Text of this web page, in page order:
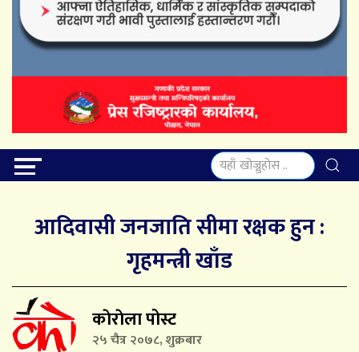
आदिवासी जनजाति सीमा रक्षक हुन :
गृहमन्त्री खाँड
काेराेला पोस्ट
२५ चैत्र २०७८, शुक्रबार